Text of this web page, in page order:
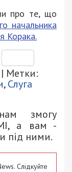
про те, що
начальника
Корака.
| Метки:
,Слуга
змогу
а вам -
під ними.
Слідкуйте